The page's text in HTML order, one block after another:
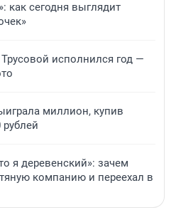
как сегодня выглядит
исполнился год —
миллион, купив
я деревенский»: зачем
компанию и переехал в